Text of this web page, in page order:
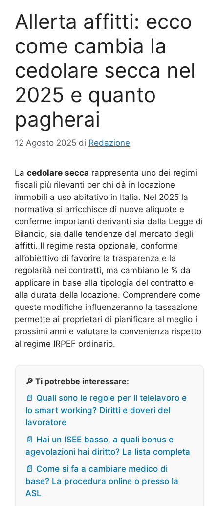
Allerta affitti: ecco
come cambia la
cedolare secca nel
2025 e quanto
pagherai
12 Agosto 2025 di Redazione
La cedolare secca rappresenta uno dei regimi
fiscali più rilevanti per chi dà in locazione
immobili a uso abitativo in Italia. Nel 2025 la
normativa si arricchisce di nuove aliquote e
conferme importanti derivanti sia dalla Legge di
Bilancio, sia dalle tendenze del mercato degli
affitti. Il regime resta opzionale, conforme
all’obiettivo di favorire la trasparenza e la
regolarità nei contratti, ma cambiano le % da
applicare in base alla tipologia del contratto e
alla durata della locazione. Comprendere come
queste modifiche influenzeranno la tassazione
permette ai proprietari di pianificare al meglio i
prossimi anni e valutare la convenienza rispetto
al regime IRPEF ordinario.
🔎 Ti potrebbe interessare:
📄 Quali sono le regole per il telelavoro e
lo smart working? Diritti e doveri del
lavoratore
📄 Hai un ISEE basso, a quali bonus e
agevolazioni hai diritto? La lista completa
📄 Come si fa a cambiare medico di
base? La procedura online o presso la
ASL